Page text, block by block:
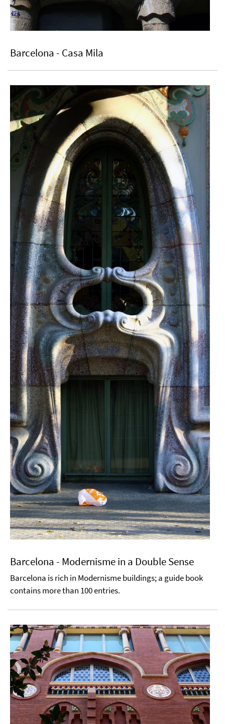
Barcelona - Casa Mila
Barcelona - Modernisme in a Double Sense
Barcelona is rich in Modernisme buildings; a guide book
contains more than 100 entries.